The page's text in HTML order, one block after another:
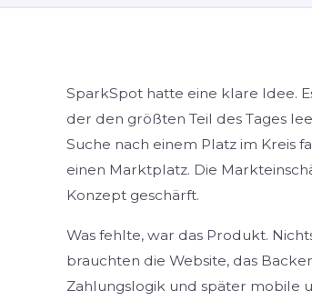
SparkSpot hatte eine klare Idee.
der den größten Teil des Tages
Suche nach einem Platz im Kreis
einen Marktplatz. Die
Konzept geschärft.
Was fehlte, war das Produkt.
brauchten die Website, das
Zahlungslogik und später mobile